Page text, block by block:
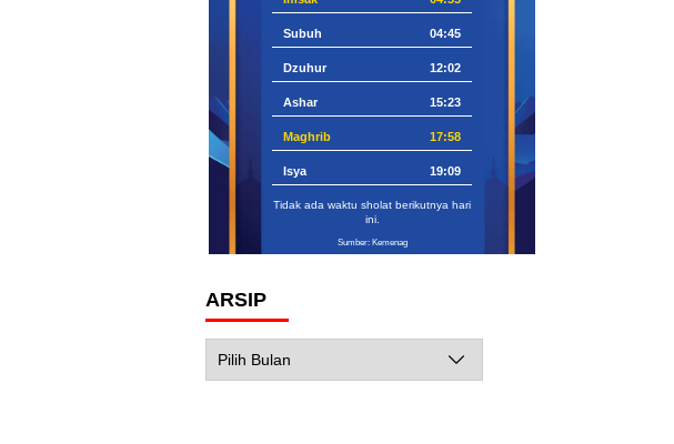
Subuh 04:45
Dzuhur 12:02
Ashar 15:23
Maghrib 17:58
Isya 19:09
Tidak ada waktu sholat berikutnya hari
ini.
Sumber: Kemenag
ARSIP